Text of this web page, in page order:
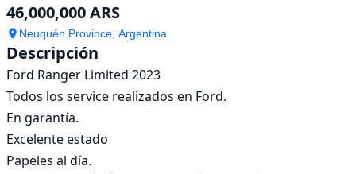
venta
46,000,000
ARS
46,000,000 ARS
Neuquén Province, Argentina
Descripción
Ford Ranger Limited 2023
Todos los service realizados en Ford.
En garantía.
Excelente estado
Papeles al día.